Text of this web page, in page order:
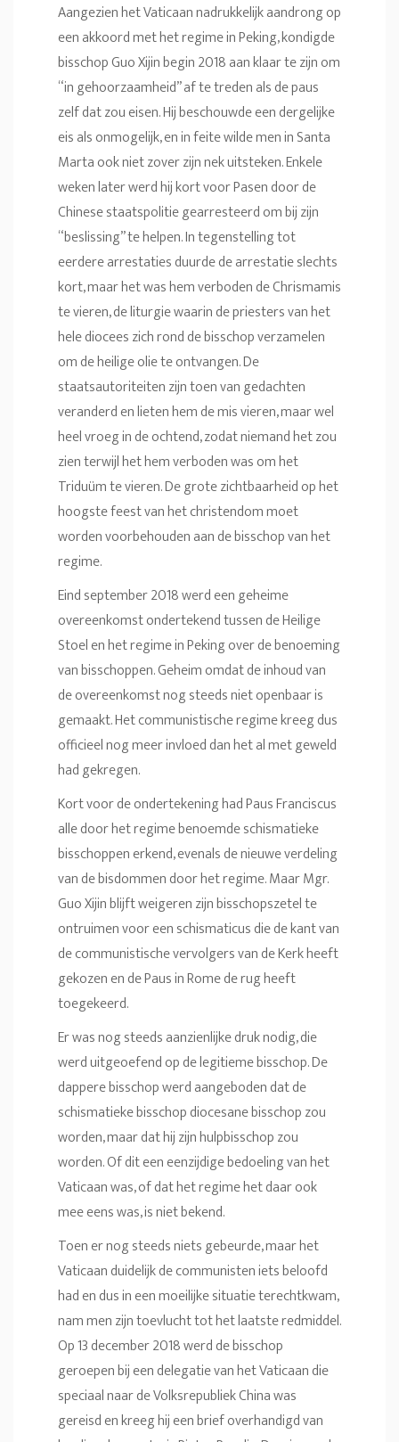
Aangezien het Vaticaan nadrukkelijk aandrong op
een akkoord met het regime in Peking, kondigde
bisschop Guo Xijin begin 2018 aan klaar te zijn om
“in gehoorzaamheid” af te treden als de paus
zelf dat zou eisen. Hij beschouwde een dergelijke
eis als onmogelijk, en in feite wilde men in Santa
Marta ook niet zover zijn nek uitsteken. Enkele
weken later werd hij kort voor Pasen door de
Chinese staatspolitie gearresteerd om bij zijn
“beslissing” te helpen. In tegenstelling tot
eerdere arrestaties duurde de arrestatie slechts
kort, maar het was hem verboden de Chrismamis
te vieren, de liturgie waarin de priesters van het
hele diocees zich rond de bisschop verzamelen
om de heilige olie te ontvangen. De
staatsautoriteiten zijn toen van gedachten
veranderd en lieten hem de mis vieren, maar wel
heel vroeg in de ochtend, zodat niemand het zou
zien terwijl het hem verboden was om het
Triduüm te vieren. De grote zichtbaarheid op het
hoogste feest van het christendom moet
worden voorbehouden aan de bisschop van het
regime.
Eind september 2018 werd een geheime
overeenkomst ondertekend tussen de Heilige
Stoel en het regime in Peking over de benoeming
van bisschoppen. Geheim omdat de inhoud van
de overeenkomst nog steeds niet openbaar is
gemaakt. Het communistische regime kreeg dus
officieel nog meer invloed dan het al met geweld
had gekregen.
Kort voor de ondertekening had Paus Franciscus
alle door het regime benoemde schismatieke
bisschoppen erkend, evenals de nieuwe verdeling
van de bisdommen door het regime. Maar Mgr.
Guo Xijin blijft weigeren zijn bisschopszetel te
ontruimen voor een schismaticus die de kant van
de communistische vervolgers van de Kerk heeft
gekozen en de Paus in Rome de rug heeft
toegekeerd.
Er was nog steeds aanzienlijke druk nodig, die
werd uitgeoefend op de legitieme bisschop. De
dappere bisschop werd aangeboden dat de
schismatieke bisschop diocesane bisschop zou
worden, maar dat hij zijn hulpbisschop zou
worden. Of dit een eenzijdige bedoeling van het
Vaticaan was, of dat het regime het daar ook
mee eens was, is niet bekend.
Toen er nog steeds niets gebeurde, maar het
Vaticaan duidelijk de communisten iets beloofd
had en dus in een moeilijke situatie terechtkwam,
nam men zijn toevlucht tot het laatste redmiddel.
Op 13 december 2018 werd de bisschop
geroepen bij een delegatie van het Vaticaan die
speciaal naar de Volksrepubliek China was
gereisd en kreeg hij een brief overhandigd van